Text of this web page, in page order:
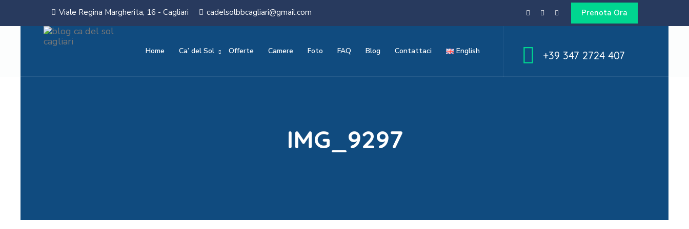
Viale Regina Margherita, 16 - Cagliari cadelsolbbcagliari@gmail.com Prenota Ora
Home Ca’ del Sol Offerte Camere Foto FAQ Blog Contattaci English +39 347 2724 407
IMG_9297